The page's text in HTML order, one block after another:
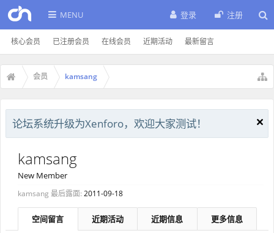
MENU
核心会员 已注册会员 在线会员 近期活动 最新留言
登录 注册
会员 kamsang
论坛系统升级为Xenforo，欢迎大家测试！
kamsang
New Member
kamsang 最后露面: 2011-09-18
空间留言 近期活动 近期信息 更多信息